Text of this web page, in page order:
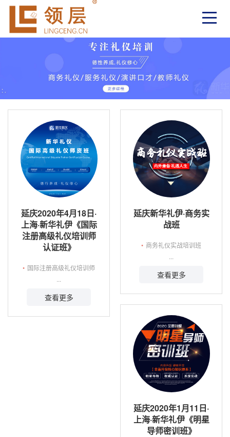
延庆2020年4月18日·
上海·新华礼伊《国际
注册高级礼仪培训师
认证班》
• 国际注册高级礼仪培训师
查看更多
延庆新华礼伊·商务实
战班
• 商务礼仪实战培训班
查看更多
延庆2020年1月11日·
上海·新华礼伊《明星
导师密训班》